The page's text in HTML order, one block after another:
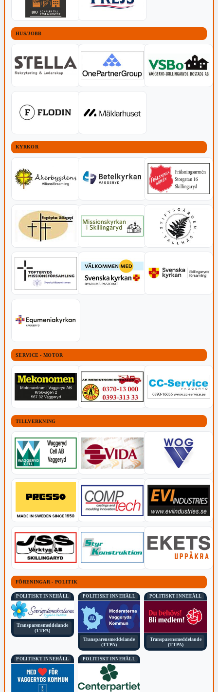
HUS/JOBB
KYRKOR
SERVICE - MOTOR
TILLVERKNING
FÖRENINGAR - POLITIK
POLITISKT INNEHÅLL
Transparensmeddelande
(TTPA)
POLITISKT INNEHÅLL
Transparensmeddelande
(TTPA)
POLITISKT INNEHÅLL
Transparensmeddelande
(TTPA)
POLITISKT INNEHÅLL POLITISKT INNEHÅLL